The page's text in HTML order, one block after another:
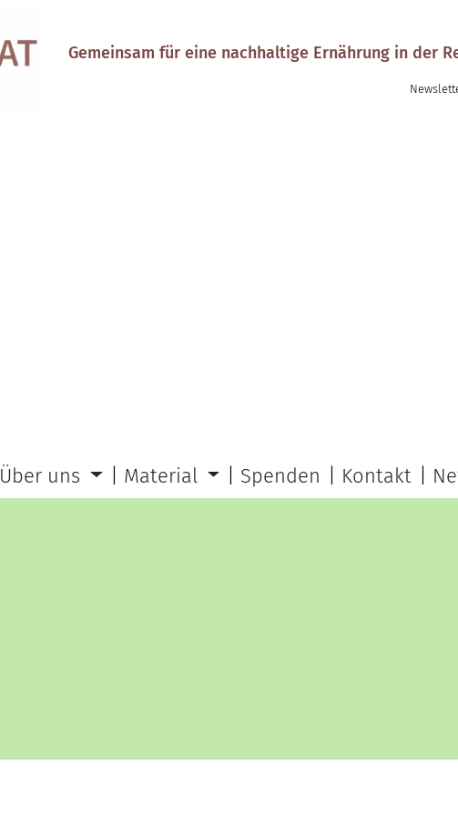
Gemeinsam für eine nachhaltige Ernährung in der
Über uns Material Spenden Kontakt